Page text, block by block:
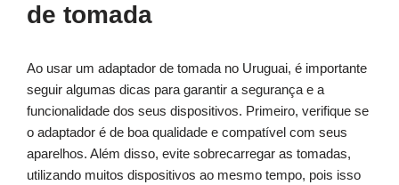
de tomada
Ao usar um adaptador de tomada no Uruguai, é importante
seguir algumas dicas para garantir a segurança e a
funcionalidade dos seus dispositivos. Primeiro, verifique se
o adaptador é de boa qualidade e compatível com seus
aparelhos. Além disso, evite sobrecarregar as tomadas,
utilizando muitos dispositivos ao mesmo tempo, pois isso